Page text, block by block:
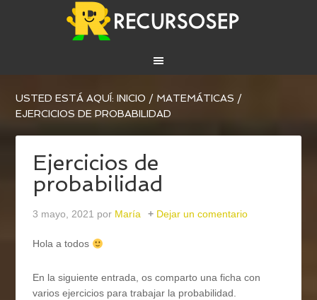
USTED ESTÁ AQUÍ:INICIO / MATEMÁTICAS /
EJERCICIOS DE PROBABILIDAD
Ejercicios de
probabilidad
3 mayo, 2021 por María Dejar un comentario
Hola a todos
En la siguiente entrada, os comparto una ficha con
varios ejercicios para trabajar la probabilidad.